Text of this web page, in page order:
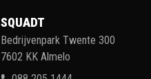
SQUADT
Bedrijvenpark Twente 300
7602 KK Almelo